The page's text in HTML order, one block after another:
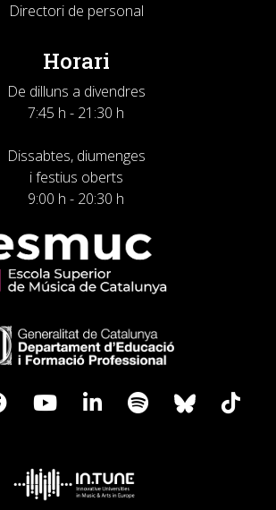
Directori de personal
Horari
De dilluns a divendres
7:45 h - 21:30 h
Dissabtes, diumenges
i festius oberts
9:00 h - 20:30 h